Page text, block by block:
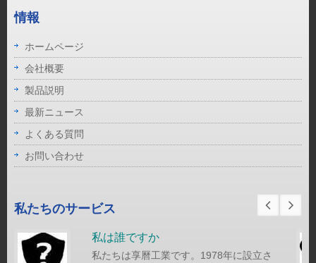
情報
ホームページ
会社概要
製品説明
最新ニュース
よくある質問
お問い合わせ
私たちのサービス
私は誰ですか
私たちは享曆工業です。1978年に設立さ